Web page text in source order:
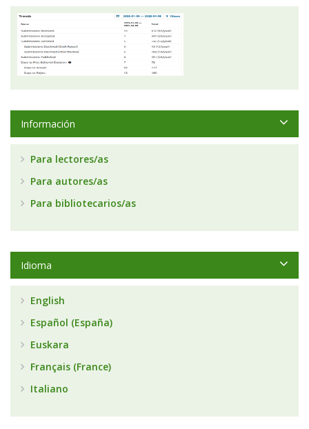
Información
Para lectores/as
Para autores/as
Para bibliotecarios/as
Idioma
English
Español (España)
Euskara
Français (France)
Italiano